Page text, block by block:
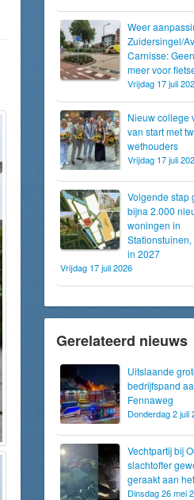
Weer
Zuidersingel/
Carnisse:
meer voor
Vrijdag 17 juli
Nieuw college
van start met
wethouders
Vrijdag 17 juli
Volgende stap
bijna 2.000
woningen in
in 2027
Vrijdag 17 juli 2026
Gerelateerd nieuws
Uitslaande
bedrijfspand
Fennaweg
Donderdag 2 juli
Vechtpartij bij
slachtoffer
geraakt aan
Dinsdag 26 mei